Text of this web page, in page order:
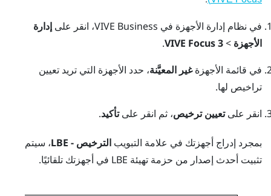
في نظام إدارة الأجهزة في VIVE Business ، انقر على إدارة
الأجهزة >
VIVE Focus 3
.
في قائمة الأجهزةغير المعيَّنة، حدد الأجهزة التي تريد تعيين
تراخيص لها.
انقر علىتعيين ترخيص، ثم انقر علىتأكيد.
بمجرد إدراج أجهزتك في علامة التبويب الترخيص - LBE
، سيتم
تثبيت أحدث إصدار من حزمة تهيئة LBE في أجهزتك تلقائيًا.